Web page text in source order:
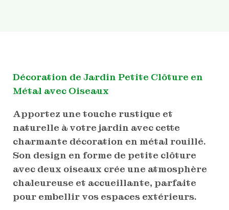
Décoration de Jardin Petite Clôture en
Métal avec Oiseaux
Apportez une touche rustique et
naturelle à votre jardin avec cette
charmante décoration en métal rouillé.
Son design en forme de petite clôture
avec deux oiseaux crée une atmosphère
chaleureuse et accueillante, parfaite
pour embellir vos espaces extérieurs.